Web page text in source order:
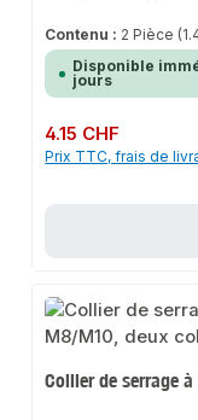
Contenu : 2 Pièce
Disponible
jours
Prix régulier :
4.15 CHF
Prix TTC, frais de
Collier de serrage